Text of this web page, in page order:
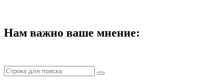
Нам важно ваше мнение: